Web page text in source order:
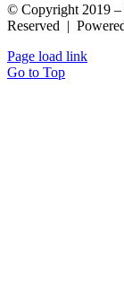
© Copyright 2019 –
Reserved |
Page load link
Go to Top